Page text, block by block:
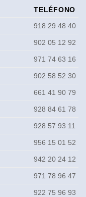
TELÉFONO
918 29 48 40
902 05 12 92
971 74 63 16
902 58 52 30
661 41 90 79
928 84 61 78
928 57 93 11
956 15 01 52
942 20 24 12
971 78 96 47
922 75 96 93